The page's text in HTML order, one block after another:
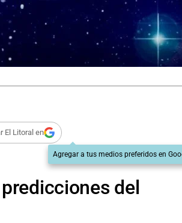
El Litoral en
Agregar a tus medios preferidos en
del